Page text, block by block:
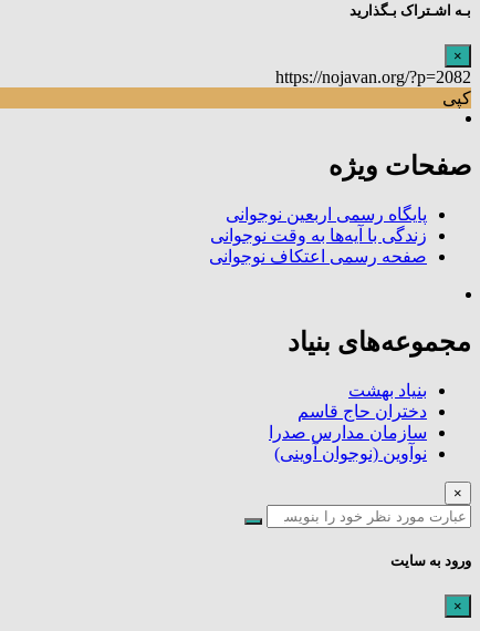
بـه اشـتراک بـگذارید
×
https://nojavan.org/?p=2082
کپی
صفحات ویژه
پایگاه رسمی اربعین نوجوانی
زندگی با آیه‌ها به وقت نوجوانی
صفحه رسمی اعتکاف نوجوانی
مجموعه‌های بنیاد
بنیاد بهشت
دختران حاج قاسم
سازمان مدارس صدرا
نوآوین (نوجوان آوینی)
×
ورود به سایت
×